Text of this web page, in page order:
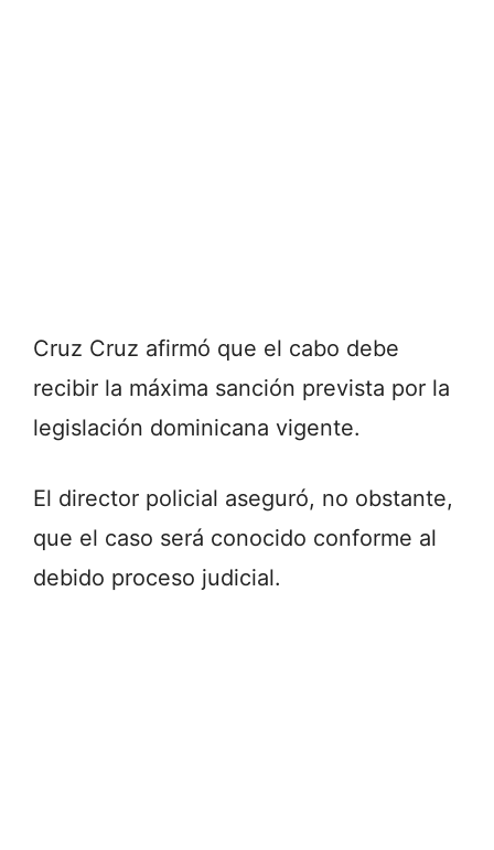
Cruz Cruz afirmó que el cabo debe
recibir la máxima sanción prevista por la
legislación dominicana vigente.
El director policial aseguró, no obstante,
que el caso será conocido conforme al
debido proceso judicial.